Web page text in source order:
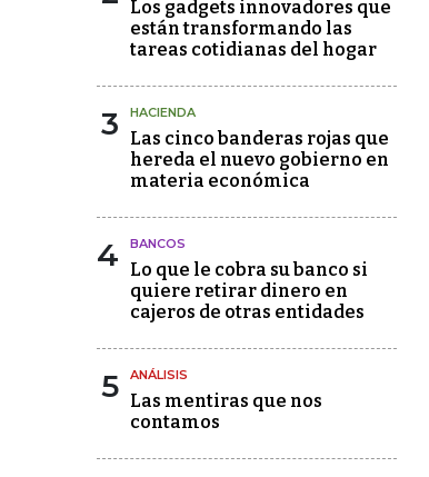
Los gadgets innovadores que
están transformando las
tareas cotidianas del hogar
3 HACIENDA
Las cinco banderas rojas que
hereda el nuevo gobierno en
materia económica
4 BANCOS
Lo que le cobra su banco si
quiere retirar dinero en
cajeros de otras entidades
5 ANÁLISIS
Las mentiras que nos
contamos